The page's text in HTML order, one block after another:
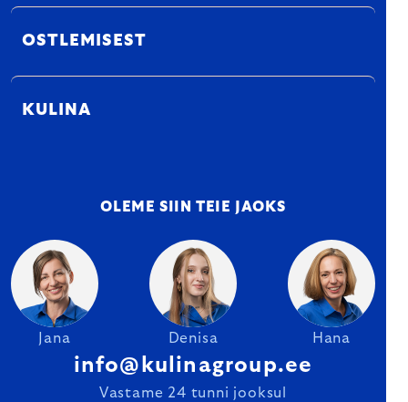
OSTLEMISEST
KULINA
OLEME SIIN TEIE JAOKS
Jana Denisa Hana
info@kulinagroup.ee
Vastame 24 tunni jooksul